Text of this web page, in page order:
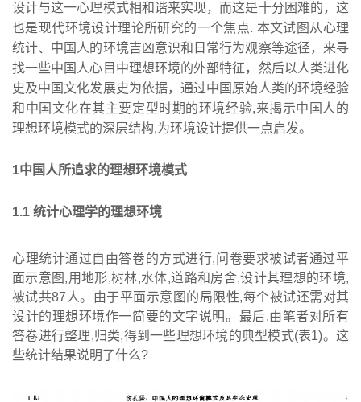
设计与这一心理模式相和谐来实现，而这是十分困难的，这
也是现代环境设计理论所研究的一个焦点. 本文试图从心理
统计、中国人的环境吉凶意识和日常行为观察等途径，来寻
找一些中国人心目中理想环境的外部特征，然后以人类进化
史及中国文化发展史为依据，通过中国原始人类的环境经验
和中国文化在其主要定型时期的环境经验,来揭示中国人的
理想环境模式的深层结构,为环境设计提供一点启发。
1中国人所追求的理想环境模式
1.1 统计心理学的理想环境
心理统计通过自由答卷的方式进行,问卷要求被试者通过平
面示意图,用地形,树林,水体,道路和房舍,设计其理想的环境,
被试共87人。由于平面示意图的局限性,每个被试还需对其
设计的理想环境作一简要的文字说明。最后,由笔者对所有
答卷进行整理,归类,得到一些理想环境的典型模式(表1)。这
些统计结果说明了什么?